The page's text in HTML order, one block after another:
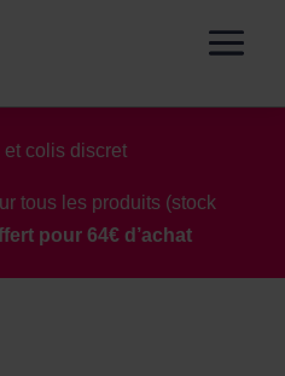
colis discret
tous les produits (stock
pour 64€ d’achat